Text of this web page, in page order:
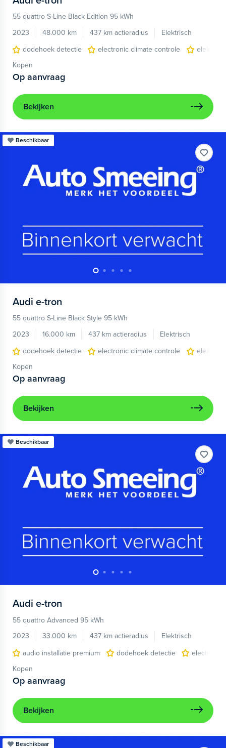
55 quattro S-Line Black Edition 95 kWh
2023
48.000 km 437 km actieradius
Elektrisch
dodehoek detectie
electronic climate controle
Kopen
Op aanvraag
Bekijken
Beschikbaar
Audi e-tron
55 quattro S-Line Black Style 95 kWh
2023
16.000 km 437 km actieradius
Elektrisch
dodehoek detectie
electronic climate controle
Kopen
Op aanvraag
Bekijken
Beschikbaar
Audi e-tron
55 quattro Advanced 95 kWh
2023
33.000 km 437 km actieradius
Elektrisch
audio installatie premium
dodehoek detectie
electronic
Kopen
Op aanvraag
Bekijken
Beschikbaar